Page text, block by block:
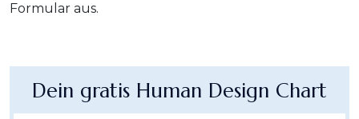
Formular aus.
Dein gratis Human Design Chart